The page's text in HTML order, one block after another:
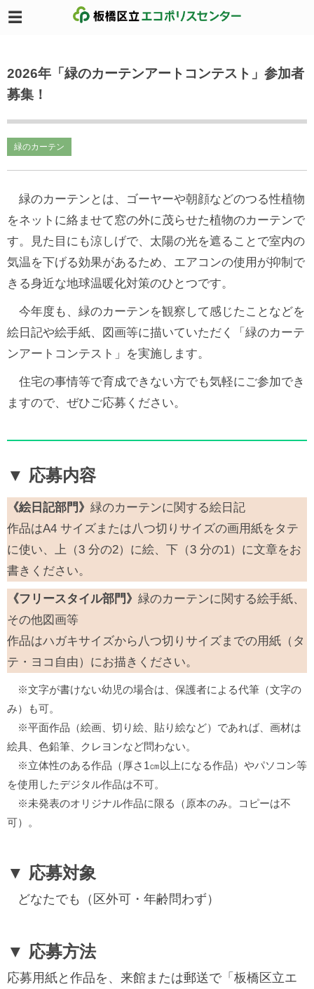
2026年「緑のカーテンアートコンテスト」参加者
募集！
緑のカーテン
緑のカーテンとは、ゴーヤーや朝顔などのつる性植物
をネットに絡ませて窓の外に茂らせた植物のカーテンで
す。見た目にも涼しげで、太陽の光を遮ることで室内の
気温を下げる効果があるため、エアコンの使用が抑制で
きる身近な地球温暖化対策のひとつです。
今年度も、緑のカーテンを観察して感じたことなどを
絵日記や絵手紙、図画等に描いていただく「緑のカーテ
ンアートコンテスト」を実施します。
住宅の事情等で育成できない方でも気軽にご参加でき
ますので、ぜひご応募ください。
▼ 応募内容
《絵日記部門》 緑のカーテンに関する絵日記
作品はA4 サイズまたは八つ切りサイズの画用紙をタテ
に使い、上（3 分の2）に絵、下（3 分の1）に文章をお
書きください。
《フリースタイル部門》 緑のカーテンに関する絵手紙、
その他図画等
作品はハガキサイズから八つ切りサイズまでの用紙（タ
テ・ヨコ自由）にお描きください。
※文字が書けない幼児の場合は、保護者による代筆（文字の
み）も可。
※平面作品（絵画、切り絵、貼り絵など）であれば、画材は
絵具、色鉛筆、クレヨンなど問わない。
※立体性のある作品（厚さ1㎝以上になる作品）やパソコン等
を使用したデジタル作品は不可。
※未発表のオリジナル作品に限る（原本のみ。コピーは不
可）。
▼ 応募対象
どなたでも（区外可・年齢問わず）
▼ 応募方法
応募用紙と作品を、来館または郵送で「板橋区立エ